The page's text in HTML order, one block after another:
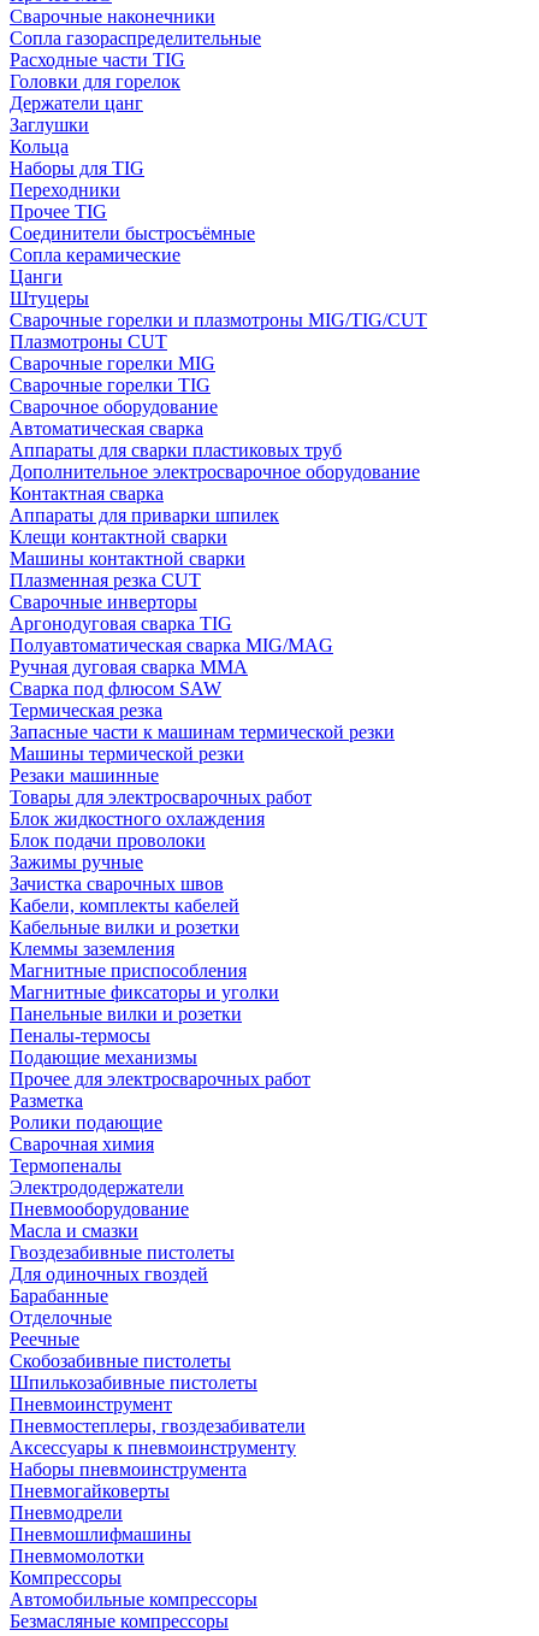
Сварочные наконечники
Сопла газораспределительные
Расходные части TIG
Головки для горелок
Держатели цанг
Заглушки
Кольца
Наборы для TIG
Переходники
Прочее TIG
Соединители быстросъёмные
Сопла керамические
Цанги
Штуцеры
Сварочные горелки и плазмотроны MIG/TIG/CUT
Плазмотроны CUT
Сварочные горелки MIG
Сварочные горелки TIG
Сварочное оборудование
Автоматическая сварка
Аппараты для сварки пластиковых труб
Дополнительное электросварочное оборудование
Контактная сварка
Аппараты для приварки шпилек
Клещи контактной сварки
Машины контактной сварки
Плазменная резка CUT
Сварочные инверторы
Аргонодуговая сварка TIG
Полуавтоматическая сварка MIG/MAG
Ручная дуговая сварка MMA
Сварка под флюсом SAW
Термическая резка
Запасные части к машинам термической резки
Машины термической резки
Резаки машинные
Товары для электросварочных работ
Блок жидкостного охлаждения
Блок подачи проволоки
Зажимы ручные
Зачистка сварочных швов
Кабели, комплекты кабелей
Кабельные вилки и розетки
Клеммы заземления
Магнитные приспособления
Магнитные фиксаторы и уголки
Панельные вилки и розетки
Пеналы-термосы
Подающие механизмы
Прочее для электросварочных работ
Разметка
Ролики подающие
Сварочная химия
Термопеналы
Электрододержатели
Пневмооборудование
Масла и смазки
Гвоздезабивные пистолеты
Для одиночных гвоздей
Барабанные
Отделочные
Реечные
Скобозабивные пистолеты
Шпилькозабивные пистолеты
Пневмоинструмент
Пневмостеплеры, гвоздезабиватели
Аксессуары к пневмоинструменту
Наборы пневмоинструмента
Пневмогайковерты
Пневмодрели
Пневмошлифмашины
Пневмомолотки
Компрессоры
Автомобильные компрессоры
Безмасляные компрессоры